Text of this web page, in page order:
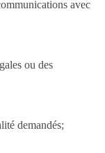
avec
ou des
demandés;